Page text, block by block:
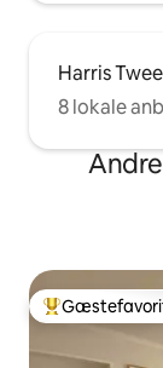
Harris
8 lokale
Bedste